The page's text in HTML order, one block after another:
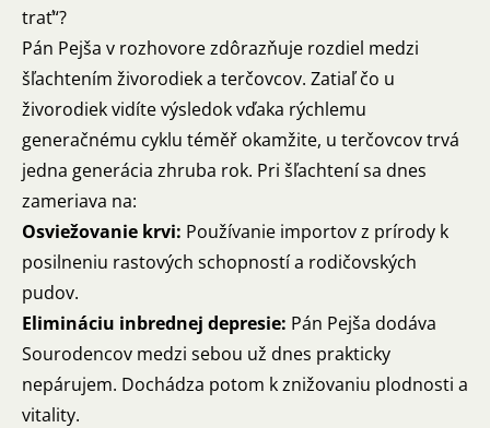
trať“?
Pán Pejša v rozhovore zdôrazňuje rozdiel medzi
šľachtením živorodiek a terčovcov. Zatiaľ čo u
živorodiek vidíte výsledok vďaka rýchlemu
generačnému cyklu téměř okamžite, u terčovcov trvá
jedna generácia zhruba rok. Pri šľachtení sa dnes
zameriava na:
Osviežovanie krvi: Používanie importov z prírody k
posilneniu rastových schopností a rodičovských
pudov.
Elimináciu inbrednej depresie: Pán Pejša dodáva
Sourodencov medzi sebou už dnes prakticky
nepárujem. Dochádza potom k znižovaniu plodnosti a
vitality.